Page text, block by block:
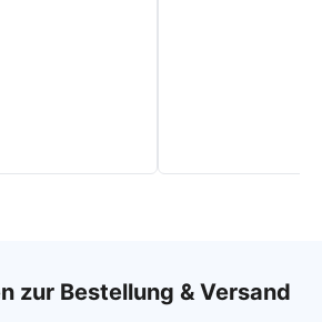
zur Bestellung & Versand